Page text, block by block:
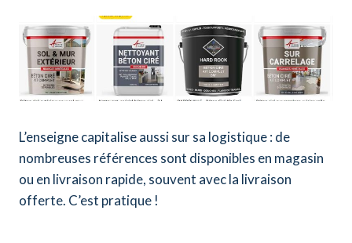
L’enseigne capitalise aussi sur sa logistique : de
nombreuses références sont disponibles en magasin
ou en livraison rapide, souvent avec la livraison
offerte. C’est pratique !